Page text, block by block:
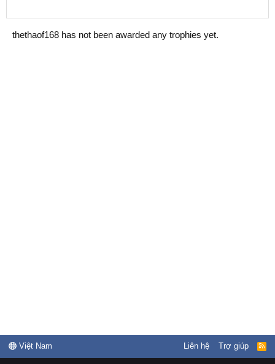
thethaof168 has not been awarded any trophies yet.
Việt Nam Liên hệ Trợ giúp
R